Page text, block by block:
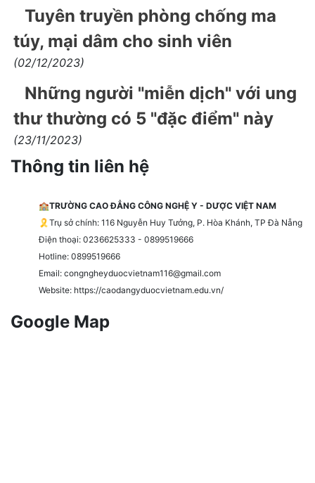
Tuyên truyền phòng chống ma
túy, mại dâm cho sinh viên
(02/12/2023)
Những người "miễn dịch" với ung
thư thường có 5 "đặc điểm" này
(23/11/2023)
Thông tin liên hệ
🏫TRƯỜNG CAO ĐẲNG CÔNG NGHỆ Y - DƯỢC VIỆT NAM
🎗️Trụ sở chính: 116 Nguyễn Huy Tưởng, P. Hòa Khánh, TP Đà Nẵng
Điện thoại: 0236625333 - 0899519666
Hotline: 0899519666
Email: congngheyduocvietnam116@gmail.com
Website: https://caodangyduocvietnam.edu.vn/
Google Map